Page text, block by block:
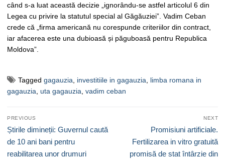
când s-a luat această decizie „ignorându-se astfel articolul 6 din
Legea cu privire la statutul special al Găgăuziei”. Vadim Ceban
crede că „firma americană nu corespunde criteriilor din contract,
iar afacerea este una dubioasă și păguboasă pentru Republica
Moldova”.
Tagged gagauzia, investitiile in gagauzia, limba romana in
gagauzia, uta gagauzia, vadim ceban
Navigare
în
articole
PREVIOUS
Previous
post:
Știrile dimineții: Guvernul caută
de 10 ani bani pentru
reabilitarea unor drumuri
NEXT
Next
post:
Promisiuni artificiale.
Fertilizarea in vitro gratuită
promisă de stat întârzie din